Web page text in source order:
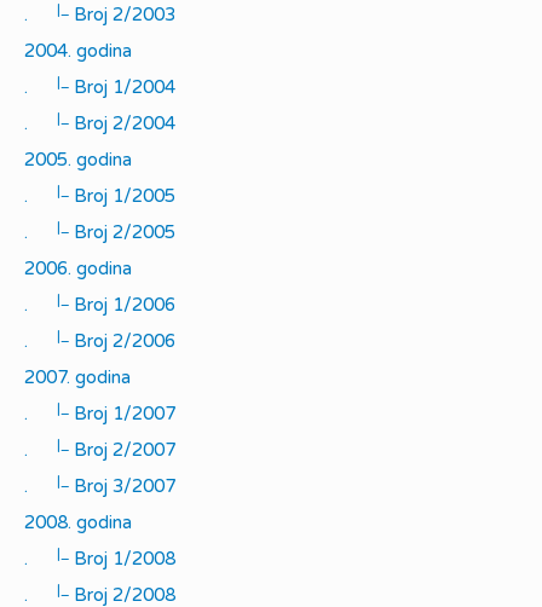
.
|_
Broj 2/2003
2004. godina
.
|_
Broj 1/2004
.
|_
Broj 2/2004
2005. godina
.
|_
Broj 1/2005
.
|_
Broj 2/2005
2006. godina
.
|_
Broj 1/2006
.
|_
Broj 2/2006
2007. godina
.
|_
Broj 1/2007
.
|_
Broj 2/2007
.
|_
Broj 3/2007
2008. godina
.
|_
Broj 1/2008
.
|_
Broj 2/2008